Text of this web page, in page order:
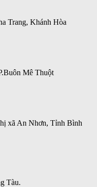
Trang, Khánh Hòa
Mê Thuột
xã An Nhơn, Tỉnh Bình
Tàu.